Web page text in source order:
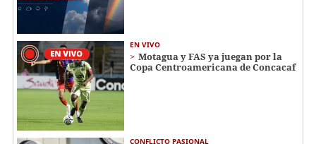
EN VIVO
Motagua y FAS ya juegan por la
Copa Centroamericana de Concacaf
CONFLICTO PASIONAL